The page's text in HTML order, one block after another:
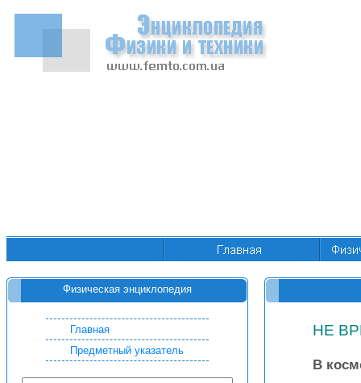
Физическая энциклопедия
Главная
Предметный указатель
НЕ
В